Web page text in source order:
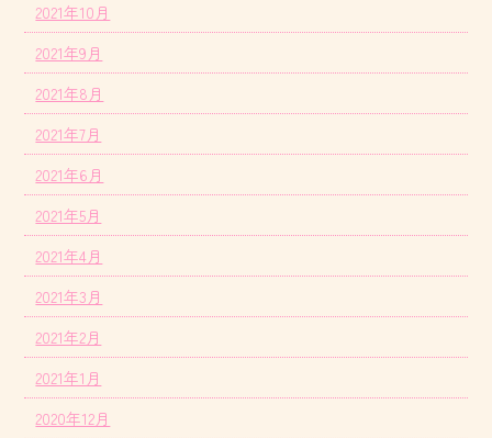
2021年10月
2021年9月
2021年8月
2021年7月
2021年6月
2021年5月
2021年4月
2021年3月
2021年2月
2021年1月
2020年12月